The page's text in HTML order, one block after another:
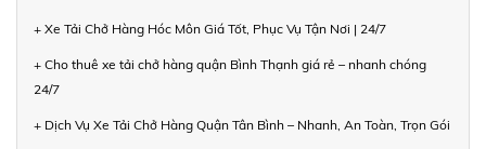
+ Xe Tải Chở Hàng Hóc Môn Giá Tốt, Phục Vụ Tận Nơi | 24/7
+ Cho thuê xe tải chở hàng quận Bình Thạnh giá rẻ – nhanh chóng
24/7
+ Dịch Vụ Xe Tải Chở Hàng Quận Tân Bình – Nhanh, An Toàn, Trọn Gói